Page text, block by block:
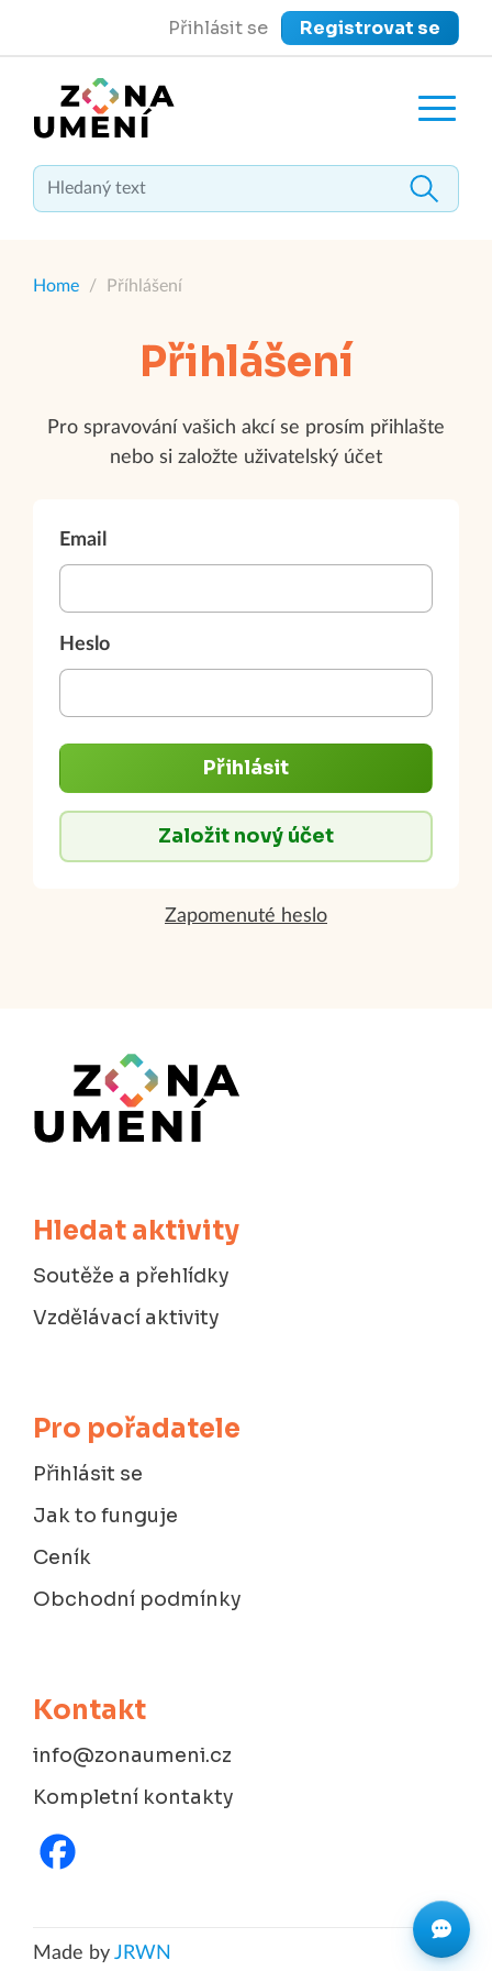
Přihlásit se Registrovat se
Zavřít menu
Home / Příhlášení
Přihlášení
Pro spravování vašich akcí se prosím přihlašte
nebo si založte uživatelský účet
Email
Heslo
Přihlásit
Založit nový účet
Zapomenuté heslo
Hledat aktivity
Soutěže a přehlídky
Vzdělávací aktivity
Pro pořadatele
Přihlásit se
Jak to funguje
Ceník
Obchodní podmínky
Kontakt
info@zonaumeni.cz
Kompletní kontakty
Made by JRWN